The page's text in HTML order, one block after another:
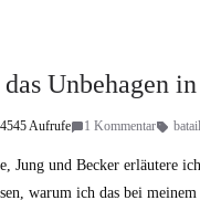
Unbehagen
4545 Aufrufe 1 Kommentar
Jung und Becker erläutere
warum ich das bei